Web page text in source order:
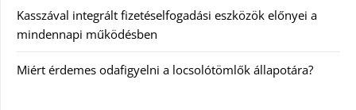
Kasszával integrált fizetéselfogadási eszközök előnyei a
mindennapi működésben
Miért érdemes odafigyelni a locsolótömlők állapotára?